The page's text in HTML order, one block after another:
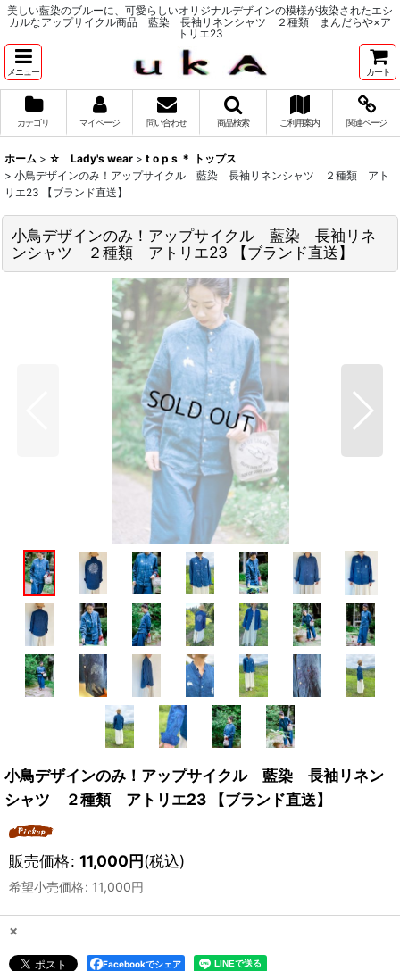
美しい藍染のブルーに、可愛らしいオリジナルデザインの模様が抜染されたエシ
カルなアップサイクル商品 藍染 長袖リネンシャツ ２種類 まんだらや×ア
トリエ23
メニュー カート
カテゴリ マイページ 問い合わせ 商品検索 ご利用案内 関連ページ
ホーム > ☆ Lady's wear > t o p s ＊ トップス
> 小鳥デザインのみ！アップサイクル 藍染 長袖リネンシャツ ２種類 アト
リエ23 【ブランド直送】
小鳥デザインのみ！アップサイクル 藍染 長袖リネ
ンシャツ ２種類 アトリエ23 【ブランド直送】
小鳥デザインのみ！アップサイクル 藍染 長袖リネン
シャツ ２種類 アトリエ23 【ブランド直送】
販売価格: 11,000円(税込)
希望小売価格: 11,000円
×
Facebookでシェア